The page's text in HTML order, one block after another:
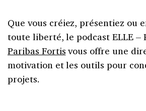
Que vous créiez, présentiez ou
toute liberté, le podcast ELLE –
Paribas Fortis vous offre une
motivation et les outils pour
projets.